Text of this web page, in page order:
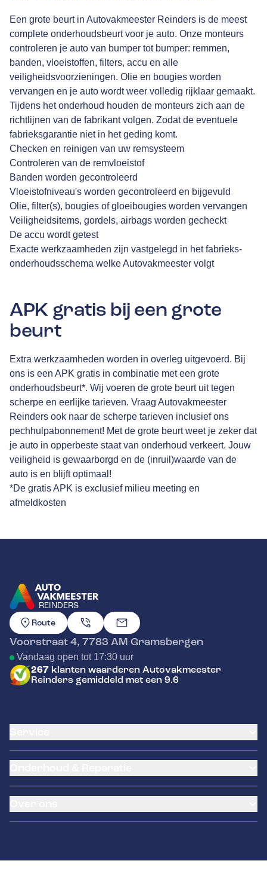
Een grote beurt in Autovakmeester Reinders is de meest
complete onderhoudsbeurt voor je auto. Onze monteurs
controleren je auto van bumper tot bumper: remmen,
banden, vloeistoffen, filters, accu en alle
veiligheidsvoorzieningen. Olie en bougies worden
vervangen en je auto wordt weer volledig rijklaar gemaakt.
Tijdens het onderhoud houden de monteurs zich aan de
richtlijnen van de fabrikant volgen. Zodat de eventuele
fabrieksgarantie niet in het geding komt.
Checken en reinigen van uw remsysteem
Controleren van de remvloeistof
Banden worden gecontroleerd
Vloeistofniveau's worden gecontroleerd en bijgevuld
Olie, filter(s), bougies of gloeibougies worden vervangen
Veiligheidsitems, gordels, airbags worden gecheckt
De accu wordt getest
Exacte werkzaamheden zijn vastgelegd in het fabrieks-
onderhoudsschema welke Autovakmeester volgt
APK gratis bij een grote
beurt
Extra werkzaamheden worden in overleg uitgevoerd. Bij
ons is een APK gratis in combinatie met een grote
onderhoudsbeurt*. Wij voeren de grote beurt uit tegen
scherpe en eerlijke tarieven. Vraag Autovakmeester
Reinders ook naar de scherpe tarieven inclusief ons
pechhulpabonnement! Met de grote beurt weet je zeker dat
je auto in opperbeste staat van onderhoud verkeert. Jouw
veiligheid is gewaarborgd en de (inruil)waarde van de
auto is en blijft optimaal!
*De gratis APK is exclusief milieu meeting en
afmeldkosten
REINDERS
GA NAAR DE HOMEPAGINA
Route
Voorstraat 4, 7783 AM Gramsbergen
Vandaag open tot 17:30 uur
267 klanten waarderen Autovakmeester
Reinders gemiddeld met een 9.6
Banden service
Pechhulp
Schade en reparatie